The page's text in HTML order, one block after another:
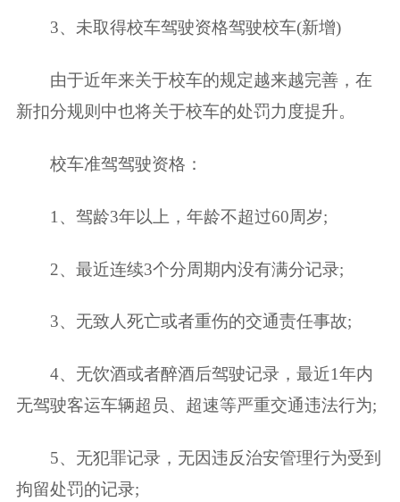
3、未取得校车驾驶资格驾驶校车(新增)
由于近年来关于校车的规定越来越完善，在
新扣分规则中也将关于校车的处罚力度提升。
校车准驾驾驶资格：
1、驾龄3年以上，年龄不超过60周岁;
2、最近连续3个分周期内没有满分记录;
3、无致人死亡或者重伤的交通责任事故;
4、无饮酒或者醉酒后驾驶记录，最近1年内
无驾驶客运车辆超员、超速等严重交通违法行为;
5、无犯罪记录，无因违反治安管理行为受到
拘留处罚的记录;